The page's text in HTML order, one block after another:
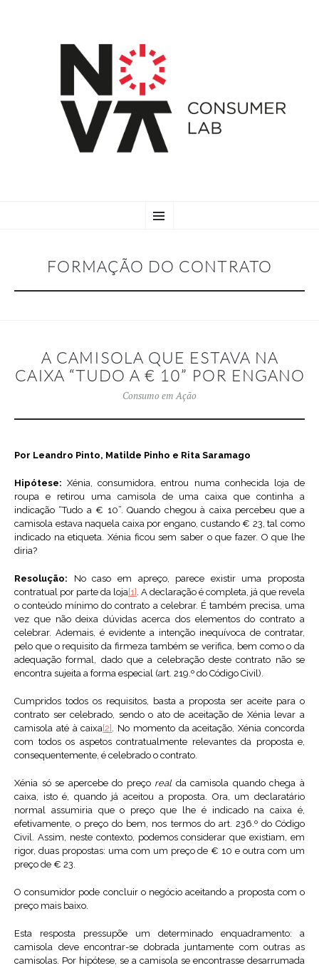
TO
FORMAÇÃO DO CONTRATO
A CAMISOLA QUE ESTAVA NA
CAIXA “TUDO A € 10” POR ENGANO
Consumo em Ação
Por Leandro Pinto, Matilde Pinho e Rita Saramago
Hipótese:Xénia, consumidora, entrou numa conhecida loja de
roupa e retirou uma camisola de uma caixa que continha a
indicação “Tudo a € 10”. Quando chegou à caixa percebeu que a
camisola estava naquela caixa por engano, custando € 23, tal como
indicado na etiqueta. Xénia ficou sem saber o que fazer. O que lhe
diria?
Resolução: No caso em apreço, parece existir uma proposta
contratual por parte da loja[1] . A declaração é completa, já que revela
o conteúdo mínimo do contrato a celebrar. É também precisa, uma
vez que não deixa dúvidas acerca dos elementos do contrato a
celebrar. Ademais, é evidente a intenção inequívoca de contratar,
pelo que o requisito da firmeza também se verifica, bem como o da
adequação formal, dado que a celebração deste contrato não se
encontra sujeita a forma especial (art. 219.º do Código Civil).
Cumpridos todos os requisitos, basta a proposta ser aceite para o
contrato ser celebrado, sendo o ato de aceitação de Xénia levar a
camisola até à caixa[2] . No momento da aceitação, Xénia concorda
com todos os aspetos contratualmente relevantes da proposta e,
consequentemente, é celebrado o contrato.
Xénia só se apercebe do preço realda camisola quando chega à
caixa, isto é, quando já aceitou a proposta. Ora, um declaratário
normal assumiria que o preço que lhe é indicado na caixa é,
efetivamente, o preço do bem, nos termos do art. 236.º do Código
Civil. Assim, neste contexto, podemos considerar que existiam, em
rigor, duas propostas: uma com um preço de € 10 e outra com um
preço de € 23.
O consumidor pode concluir o negócio aceitando a proposta com o
preço mais baixo.
Esta resposta pressupõe um determinado enquadramento: a
camisola deve encontrar-se dobrada juntamente com outras as
camisolas. Por hipótese, se a camisola se encontrasse desarrumada